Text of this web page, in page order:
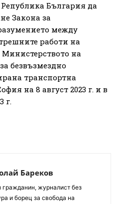
България да
Закона за
между
работи на
на
безвъзмездно
транспортна
на 8 август 2023 г. и в
г.
Бареков
гражданин, журналист без
и борец за свобода на